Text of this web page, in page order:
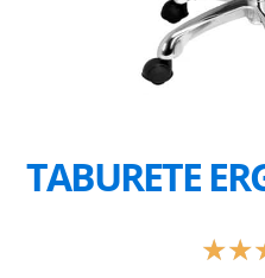
TABURETE
★★